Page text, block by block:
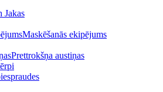
Jakas
Maskēšanās ekipējums
Prettrokšņa austiņas